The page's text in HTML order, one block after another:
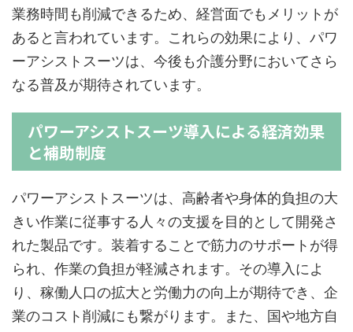
業務時間も削減できるため、経営面でもメリットが
あると言われています。これらの効果により、パワ
ーアシストスーツは、今後も介護分野においてさら
なる普及が期待されています。
パワーアシストスーツ導入による経済効果
と補助制度
パワーアシストスーツは、高齢者や身体的負担の大
きい作業に従事する人々の支援を目的として開発さ
れた製品です。装着することで筋力のサポートが得
られ、作業の負担が軽減されます。その導入によ
り、稼働人口の拡大と労働力の向上が期待でき、企
業のコスト削減にも繋がります。また、国や地方自